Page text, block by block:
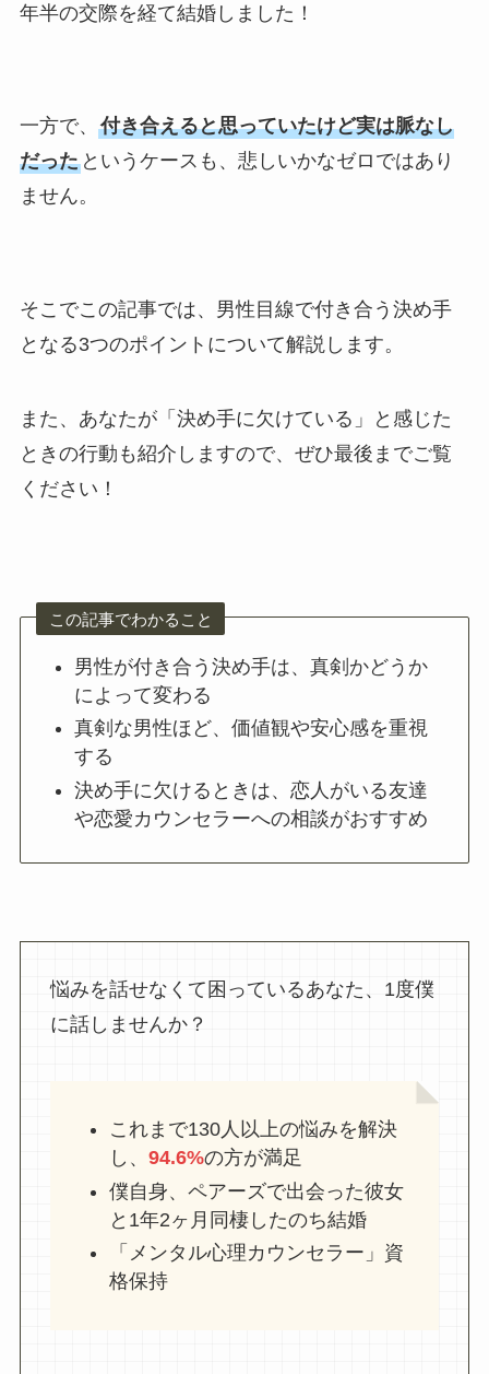
年半の交際を経て結婚しました！
一方で、 付き合えると思っていたけど実は脈なし
だったというケースも、悲しいかなゼロではあり
ません。
そこでこの記事では、男性目線で付き合う決め手
となる3つのポイントについて解説します。
また、あなたが「決め手に欠けている」と感じた
ときの行動も紹介しますので、ぜひ最後までご覧
ください！
この記事でわかること
男性が付き合う決め手は、真剣かどうか
によって変わる
真剣な男性ほど、価値観や安心感を重視
する
決め手に欠けるときは、恋人がいる友達
や恋愛カウンセラーへの相談がおすすめ
悩みを話せなくて困っているあなた、1度僕
に話しませんか？
これまで130人以上の悩みを解決
し、 94.6%の方が満足
僕自身、ペアーズで出会った彼女
と1年2ヶ月同棲したのち結婚
「メンタル心理カウンセラー」資
格保持